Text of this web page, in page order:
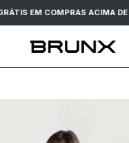
EM COMPRAS ACIMA DE